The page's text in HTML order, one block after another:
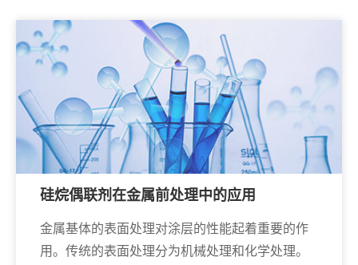
硅烷偶联剂在金属前处理中的应用
金属基体的表面处理对涂层的性能起着重要的作
用。传统的表面处理分为机械处理和化学处理。